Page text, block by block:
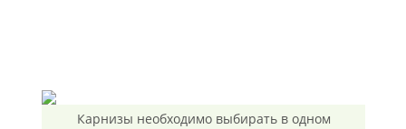
Карнизы необходимо выбирать в одном